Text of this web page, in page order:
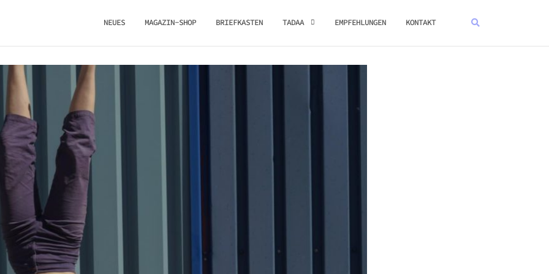
NEUES MAGAZIN-SHOP BRIEFKASTEN TADAA EMPFEHLUNGEN KONTAKT